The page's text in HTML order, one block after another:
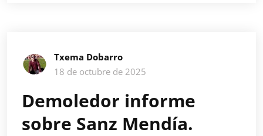
Txema Dobarro
18 de octubre de 2025
Demoledor informe
sobre Sanz Mendía.